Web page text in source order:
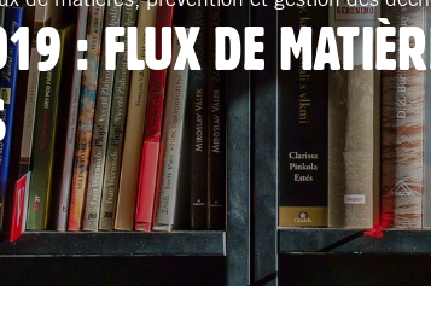
: FLUX DE